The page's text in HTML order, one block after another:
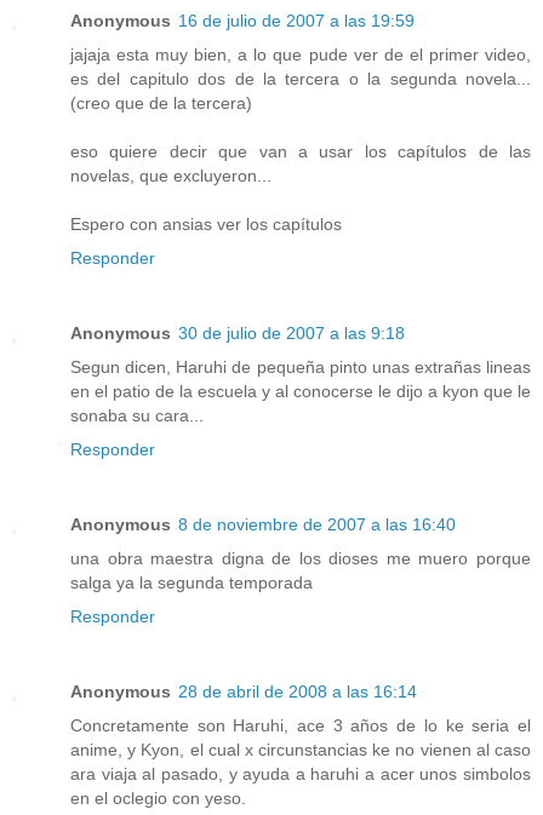
Anonymous 16 de julio de 2007 a las 19:59
jajaja esta muy bien, a lo que pude ver de el primer video,
es del capitulo dos de la tercera o la segunda novela...
(creo que de la tercera)
eso quiere decir que van a usar los capítulos de las
novelas, que excluyeron...
Espero con ansias ver los capítulos
Responder
Anonymous 30 de julio de 2007 a las 9:18
Segun dicen, Haruhi de pequeña pinto unas extrañas lineas
en el patio de la escuela y al conocerse le dijo a kyon que le
sonaba su cara...
Responder
Anonymous 8 de noviembre de 2007 a las 16:40
una obra maestra digna de los dioses me muero porque
salga ya la segunda temporada
Responder
Anonymous 28 de abril de 2008 a las 16:14
Concretamente son Haruhi, ace 3 años de lo ke seria el
anime, y Kyon, el cual x circunstancias ke no vienen al caso
ara viaja al pasado, y ayuda a haruhi a acer unos simbolos
en el oclegio con yeso.